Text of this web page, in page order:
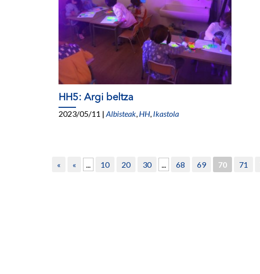
HH5: Argi beltza
2023/05/11 | Albisteak, HH, Ikastola
« « ... 10 20 30 ... 68 69 70 71